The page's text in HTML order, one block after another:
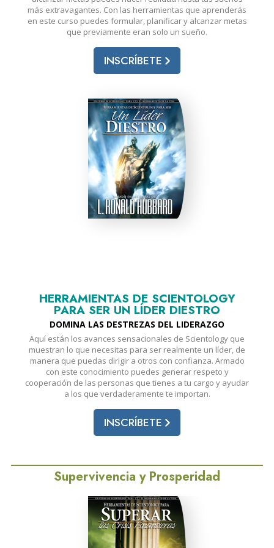
más extravagantes. Con las herramientas que aprenderás
en este curso puedes formular, planificar y alcanzar metas
que previamente eran solo un sueño.
INSCRÍBETE
HERRAMIENTAS DE SCIENTOLOGY
PARA SER UN LÍDER DIESTRO
DOMINA LAS DESTREZAS DEL LIDERAZGO
Aquí están los avances sensacionales de Scientology que
muestran lo que necesitas para ser realmente un líder, de
manera que puedas dirigir a otros con confianza. Armado
con este conocimiento puedes generar respeto y
cooperación de las personas que tienes a tu cargo y ayudar
a los que verdaderamente te importan.
INSCRÍBETE
Supervivencia y Prosperidad